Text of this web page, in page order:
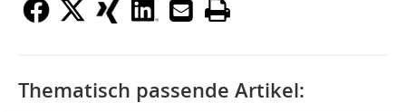
Thematisch passende Artikel: